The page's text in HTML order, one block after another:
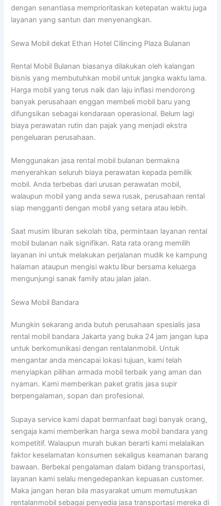
dengan senantiasa memprioritaskan ketepatan waktu juga
layanan yang santun dan menyenangkan.
Sewa Mobil dekat Ethan Hotel Cilincing Plaza Bulanan
Rental Mobil Bulanan biasanya dilakukan oleh kalangan
bisnis yang membutuhkan mobil untuk jangka waktu lama.
Harga mobil yang terus naik dan laju inflasi mendorong
banyak perusahaan enggan membeli mobil baru yang
difungsikan sebagai kendaraan operasional. Belum lagi
biaya perawatan rutin dan pajak yang menjadi ekstra
pengeluaran perusahaan.
Menggunakan jasa rental mobil bulanan bermakna
menyerahkan seluruh biaya perawatan kepada pemilik
mobil. Anda terbebas dari urusan perawatan mobil,
walaupun mobil yang anda sewa rusak, perusahaan rental
siap mengganti dengan mobil yang setara atau lebih.
Saat musim liburan sekolah tiba, permintaan layanan rental
mobil bulanan naik signifikan. Rata rata orang memilih
layanan ini untuk melakukan perjalanan mudik ke kampung
halaman ataupun mengisi waktu libur bersama keluarga
mengunjungi sanak family atau jalan jalan.
Sewa Mobil Bandara
Mungkin sekarang anda butuh perusahaan spesialis jasa
rental mobil bandara Jakarta yang buka 24 jam jangan lupa
untuk berkomunikasi dengan rentalanmobil. Untuk
mengantar anda mencapai lokasi tujuan, kami telah
menyiapkan pilihan armada mobil terbaik yang aman dan
nyaman. Kami memberikan paket gratis jasa supir
berpengalaman, sopan dan profesional.
Supaya service kami dapat bermanfaat bagi banyak orang,
sengaja kami memberikan harga sewa mobil bandara yang
kompetitif. Walaupun murah bukan berarti kami melalaikan
faktor keselamatan konsumen sekaligus keamanan barang
bawaan. Berbekal pengalaman dalam bidang transportasi,
layanan kami selalu mengedepankan kepuasan customer.
Maka jangan heran bila masyarakat umum memutuskan
rentalanmobil sebagai penyedia jasa transportasi mereka di